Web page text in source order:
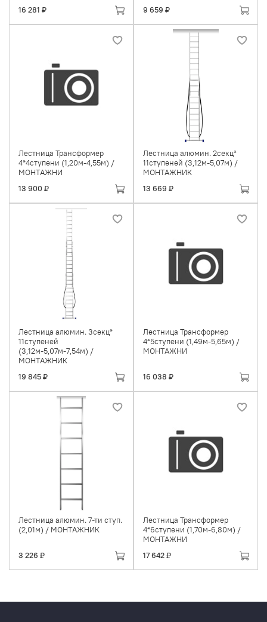
16 281 ₽
9 659 ₽
Лестница Трансформер
4*4ступени (1,20м-4,55м) /
МОНТАЖНИ
13 900 ₽
Лестница алюмин. 2секц*
11ступеней (3,12м-5,07м) /
МОНТАЖНИК
13 669 ₽
Лестница алюмин. 3секц*
11ступеней
(3,12м-5,07м-7,54м) /
МОНТАЖНИК
19 845 ₽
Лестница Трансформер
4*5ступени (1,49м-5,65м) /
МОНТАЖНИ
16 038 ₽
Лестница алюмин. 7-ти ступ.
(2,01м) / МОНТАЖНИК
3 226 ₽
Лестница Трансформер
4*6ступени (1,70м-6,80м) /
МОНТАЖНИ
17 642 ₽